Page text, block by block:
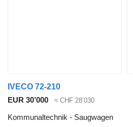
IVECO 72-210
EUR 30’000
≈ CHF 28’030
Kommunaltechnik - Saugwagen